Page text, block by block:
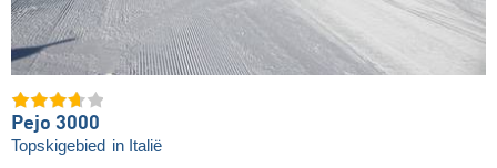
Pejo 3000
Topskigebied in Italië